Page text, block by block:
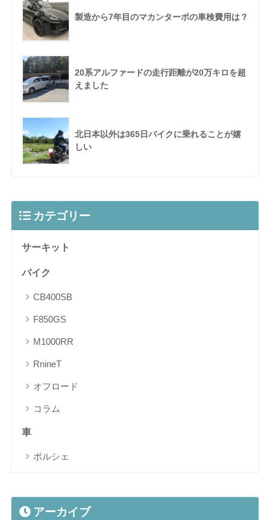
製造から7年目のマカンターボの車検費用は？
20系アルファードの走行距離が20万キロを超
えました
北日本以外は365日バイクに乗れることが嬉
しい
カテゴリー
サーキット
バイク
CB400SB
F850GS
M1000RR
RnineT
オフロード
コラム
車
ポルシェ
アーカイブ